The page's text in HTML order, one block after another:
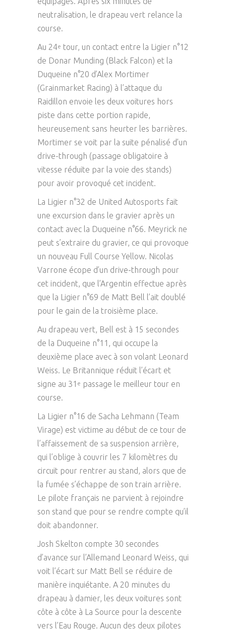
neutralisation, le drapeau vert relance la
course.
Au 24e tour, un contact entre la Ligier n°12
de Donar Munding (Black Falcon) et la
Duqueine n°20 d’Alex Mortimer
(Grainmarket Racing) à l’attaque du
Raidillon envoie les deux voitures hors
piste dans cette portion rapide,
heureusement sans heurter les barrières.
Mortimer se voit par la suite pénalisé d’un
drive-through (passage obligatoire à
vitesse réduite par la voie des stands)
pour avoir provoqué cet incident.
La Ligier n°32 de United Autosports fait
une excursion dans le gravier après un
contact avec la Duqueine n°66. Meyrick ne
peut s’extraire du gravier, ce qui provoque
un nouveau Full Course Yellow. Nicolas
Varrone écope d’un drive-through pour
cet incident, que l’Argentin effectue après
que la Ligier n°69 de Matt Bell l’ait doublé
pour le gain de la troisième place.
Au drapeau vert, Bell est à 15 secondes
de la Duqueine n°11, qui occupe la
deuxième place avec à son volant Leonard
Weiss. Le Britannique réduit l’écart et
signe au 31 e passage le meilleur tour en
course.
La Ligier n°16 de Sacha Lehmann (Team
Virage) est victime au début de ce tour de
l’affaissement de sa suspension arrière,
qui l’oblige à couvrir les 7 kilomètres du
circuit pour rentrer au stand, alors que de
la fumée s’échappe de son train arrière.
Le pilote français ne parvient à rejoindre
son stand que pour se rendre compte qu’il
doit abandonner.
Josh Skelton compte 30 secondes
d’avance sur l’Allemand Leonard Weiss, qui
voit l’écart sur Matt Bell se réduire de
manière inquiétante. A 20 minutes du
drapeau à damier, les deux voitures sont
côte à côte à La Source pour la descente
vers l’Eau Rouge. Aucun des deux pilotes